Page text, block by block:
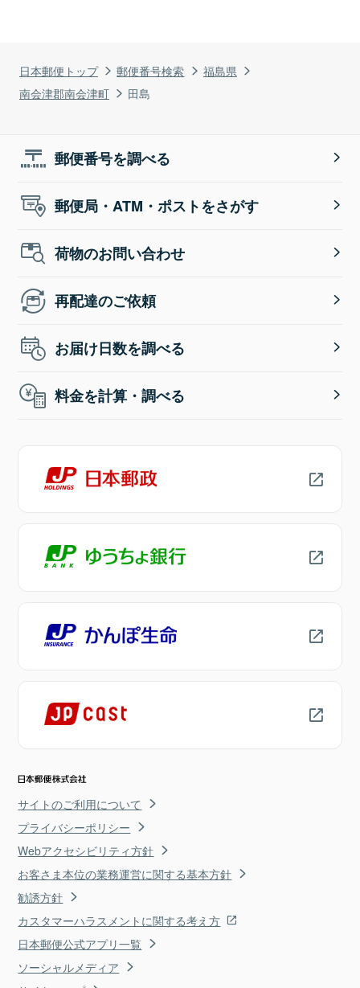
日本郵便トップ 郵便番号検索
福島県
南会津郡南会津町
田島
郵便番号を調べる
郵便局・ATM・ポストをさがす
荷物のお問い合わせ
再配達のご依頼
お届け日数を調べる
料金を計算・調べる
サイトのご利用について
プライバシーポリシー
Webアクセシビリティ方針
お客さま本位の業務運営に関する基本方針
勧誘方針
カスタマーハラスメントに関する考え方
日本郵便公式アプリ一覧
ソーシャルメディア